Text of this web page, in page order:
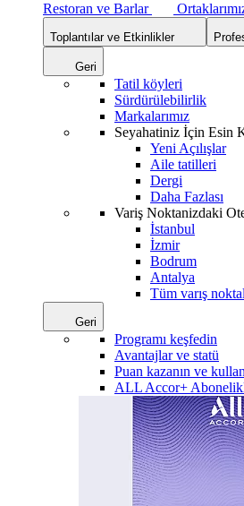
Restoran ve Barlar
Toplantılar ve Etkinlikler
Geri
Tatil köyleri
Sürdürülebilirlik
Markalarımız
Seyahatiniz İçin Esin
Yeni Açılışlar
Aile tatilleri
Dergi
Daha Fazlası
Variş Noktanizdaki
İstanbul
İzmir
Bodrum
Antalya
Tüm varış
Geri
Programı keşfedin
Avantajlar ve statü
Puan kazanın ve
ALL Accor+